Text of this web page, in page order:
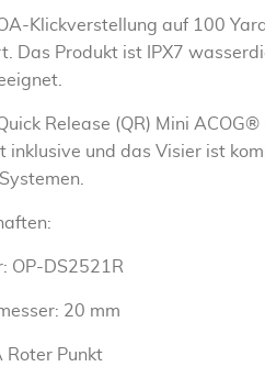
Klickverstellung auf 100
Das Produkt ist IPX7
Release (QR) Mini
inklusive und das Visier ist
OP-DS2521R
20 mm
Roter Punkt